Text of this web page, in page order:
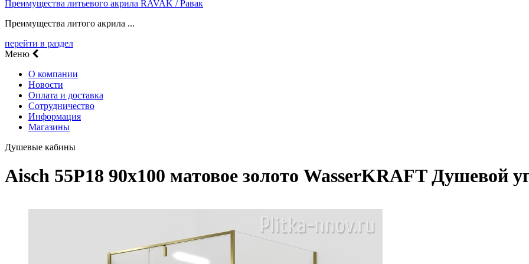
Преимущества литьевого акрила RAVAK / Равак
Преимущества литого акрила ...
перейти в раздел
Меню
О компании
Новости
Оплата и доставка
Сотрудничество
Информация
Магазины
Душевые кабины
Aisch 55P18 90х100 матовое золото WasserKRAFT Душевой